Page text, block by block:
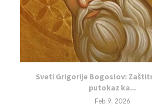
Sveti Grigorije Bogoslov:
putokaz ka...
Feb 9, 2026